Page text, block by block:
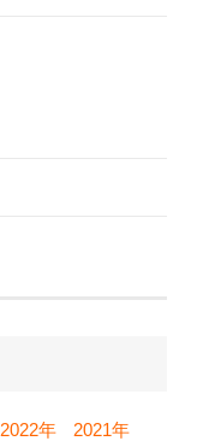
2022年 2021年